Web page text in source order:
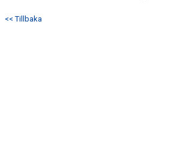
<< Tillbaka